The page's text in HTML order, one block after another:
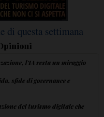
di questa settimana
l'IA resta un miraggio
sfide di governance e
del turismo digitale che